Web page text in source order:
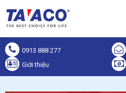
0913 888 277
Giới thiệu